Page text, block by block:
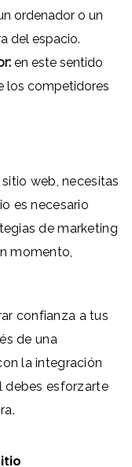
ordenador o un
del espacio.
en este sentido
los competidores
web, necesitas
es necesario
de marketing
momento,
confianza a tus
de una
la integración
debes esforzarte